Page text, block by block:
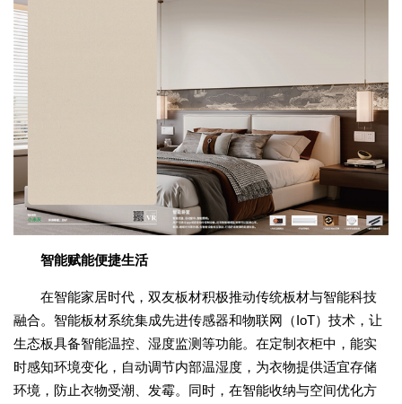
智能赋能便捷生活
在智能家居时代，双友板材积极推动传统板材与智能科技
融合。智能板材系统集成先进传感器和物联网（IoT）技术，让
生态板具备智能温控、湿度监测等功能。在定制衣柜中，能实
时感知环境变化，自动调节内部温湿度，为衣物提供适宜存储
环境，防止衣物受潮、发霉。同时，在智能收纳与空间优化方